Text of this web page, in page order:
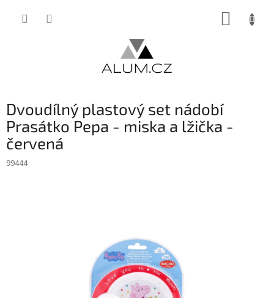
Dvoudílný plastový set nádobí
Prasátko Pepa - miska a lžička -
červená
99444